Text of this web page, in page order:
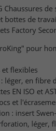
Chaussures
bottes de
Factory
pour
et flexibles
léger, en fibre
EN ISO et
et
: insert
léger,